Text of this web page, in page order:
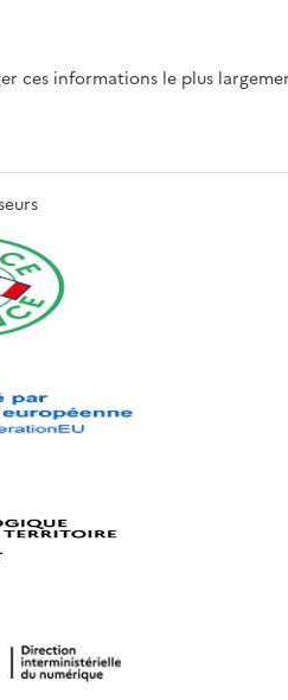
ces informations le plus